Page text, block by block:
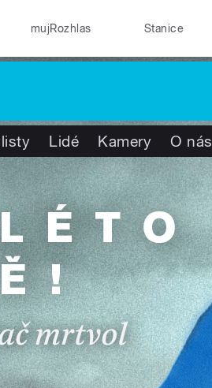
mujRozhlas Stanice
Lidé Kamery O nás